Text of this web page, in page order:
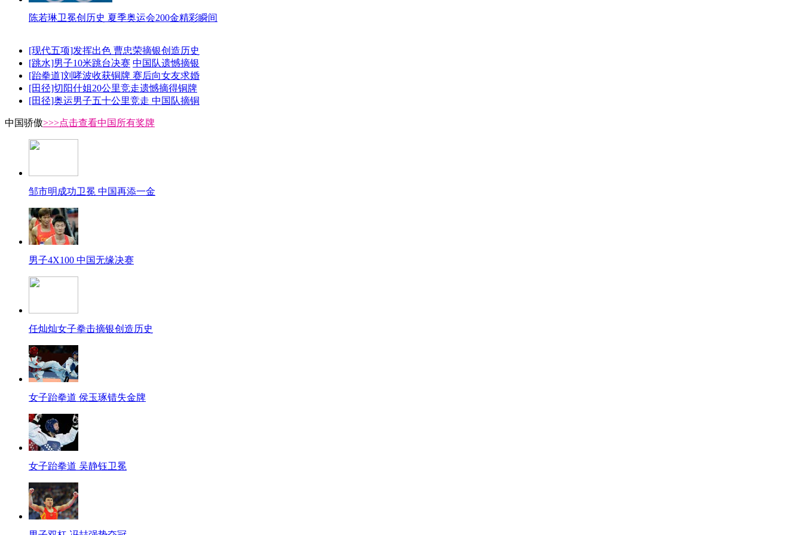
陈若琳卫冕创历史 夏季奥运会200金精彩瞬间
[现代五项]发挥出色 曹忠荣摘银创造历史
[跳水]男子10米跳台决赛 中国队遗憾摘银
[跆拳道]刘哮波收获铜牌 赛后向女友求婚
[田径]切阳什姐20公里竞走遗憾摘得铜牌
[田径]奥运男子五十公里竞走 中国队摘铜
中国骄傲>>>点击查看中国所有奖牌
邹市明成功卫冕 中国再添一金
男子4X100 中国无缘决赛
任灿灿女子拳击摘银创造历史
女子跆拳道 侯玉琢错失金牌
女子跆拳道 吴静钰卫冕